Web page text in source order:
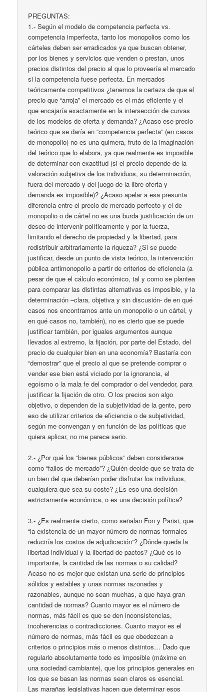
PREGUNTAS:
1.- Según el modelo de competencia perfecta vs.
competencia imperfecta, tanto los monopolios como los
cárteles deben ser erradicados ya que buscan obtener,
por los bienes y servicios que venden o prestan, unos
precios distintos del precio al que lo proveería el mercado
si la competencia fuese perfecta. En mercados
teóricamente competitivos ¿tenemos la certeza de que el
precio que “arroja” el mercado es el más eficiente y el
que encajaría exactamente en la intersección de curvas
de los modelos de oferta y demanda? ¿Acaso ese precio
teórico que se daría en “competencia perfecta” (en casos
de monopolio) no es una quimera, fruto de la imaginación
del teórico que lo elabora, ya que realmente es imposible
de determinar con exactitud (si el precio depende de la
valoración subjetiva de los individuos, su determinación,
fuera del mercado y del juego de la libre oferta y
demanda es imposible)? ¿Acaso apelar a esa presunta
diferencia entre el precio de mercado perfecto y el de
monopolio o de cártel no es una burda justificación de un
deseo de intervenir políticamente y por la fuerza,
limitando el derecho de propiedad y la libertad, para
redistribuir arbitrariamente la riqueza? ¿Si se puede
justificar, desde un punto de vista teórico, la intervención
pública antimonopolio a partir de criterios de eficiencia (a
pesar de que el cálculo económico, tal y como se plantea
para comparar las distintas alternativas es imposible, y la
determinación –clara, objetiva y sin discusión- de en qué
casos nos encontramos ante un monopolio o un cártel, y
en qué casos no, también), no es cierto que se puede
justificar también, por iguales argumentos aunque
llevados al extremo, la fijación, por parte del Estado, del
precio de cualquier bien en una economía? Bastaría con
“demostrar” que el precio al que se pretende comprar o
vender ese bien está viciado por la ignorancia, el
egoísmo o la mala fe del comprador o del vendedor, para
justificar la fijación de otro. O los precios son algo
objetivo, o dependen de la subjetividad de la gente, pero
eso de utilizar criterios de eficiencia o de subjetividad,
según me convengan y en función de las políticas que
quiera aplicar, no me parece serio.
2.- ¿Por qué los “bienes públicos” deben considerarse
como “fallos de mercado”? ¿Quién decide que se trata de
un bien del que deberían poder disfrutar los individuos,
cualquiera que sea su coste? ¿Es eso una decisión
estrictamente económica, o es una decisión política?
3.- ¿Es realmente cierto, como señalan Fon y Parisi, que
“la existencia de un mayor número de normas formales
reduciría los costos de adjudicación”? ¿Dónde queda la
libertad individual y la libertad de pactos? ¿Qué es lo
importante, la cantidad de las normas o su calidad?
Acaso no es mejor que existan una serie de principios
sólidos y estables y unas normas razonadas y
razonables, aunque no sean muchas, a que haya gran
cantidad de normas? Cuanto mayor es el número de
normas, más fácil es que se den inconsistencias,
incoherencias o contradicciones. Cuanto mayor es el
número de normas, más fácil es que obedezcan a
criterios o principios más o menos distintos… Dado que
regularlo absolutamente todo es imposible (máxime en
una sociedad cambiante), que los principios generales en
los que se basan las normas sean claros es esencial.
Las marañas legislativas hacen que determinar esos